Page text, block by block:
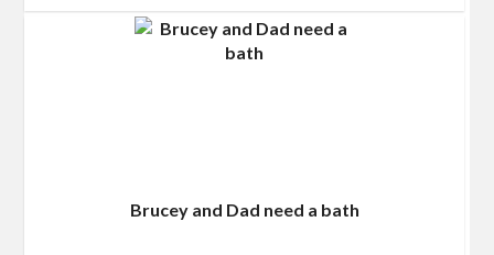
Brucey and Dad need a bath